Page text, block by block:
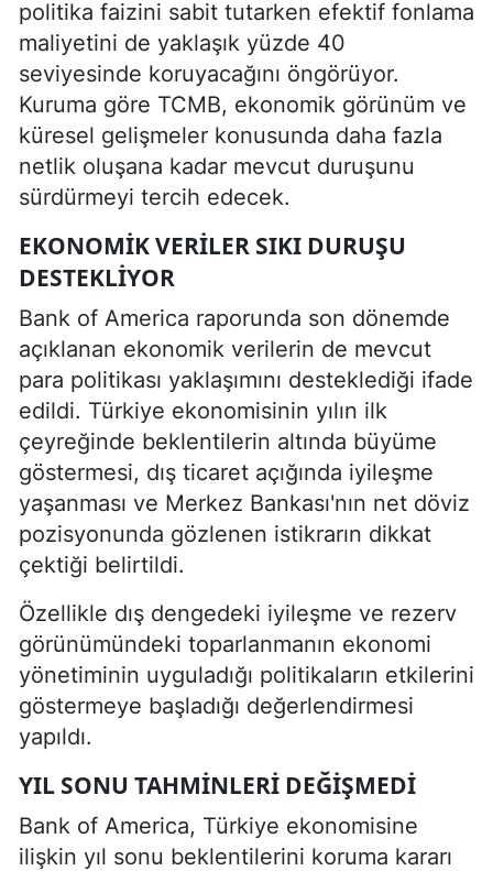
politika faizini sabit tutarken efektif fonlama
maliyetini de yaklaşık yüzde 40
seviyesinde koruyacağını öngörüyor.
Kuruma göre TCMB, ekonomik görünüm ve
küresel gelişmeler konusunda daha fazla
netlik oluşana kadar mevcut duruşunu
sürdürmeyi tercih edecek.
EKONOMIK VERILER SIKI DURUŞU
DESTEKLIYOR
Bank of America raporunda son dönemde
açıklanan ekonomik verilerin de mevcut
para politikası yaklaşımını desteklediği ifade
edildi. Türkiye ekonomisinin yılın ilk
çeyreğinde beklentilerin altında büyüme
göstermesi, dış ticaret açığında iyileşme
yaşanması ve Merkez Bankası'nın net döviz
pozisyonunda gözlenen istikrarın dikkat
çektiği belirtildi.
Özellikle dış dengedeki iyileşme ve rezerv
görünümündeki toparlanmanın ekonomi
yönetiminin uyguladığı politikaların etkilerini
göstermeye başladığı değerlendirmesi
yapıldı.
YIL SONU TAHMINLERI DEĞIŞMEDI
Bank of America, Türkiye ekonomisine
ilişkin yıl sonu beklentilerini koruma kararı